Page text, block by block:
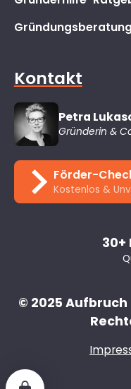
Kontakt
Petra
Gründerin &
Förder-
Kostenlos &
30+
© 2025